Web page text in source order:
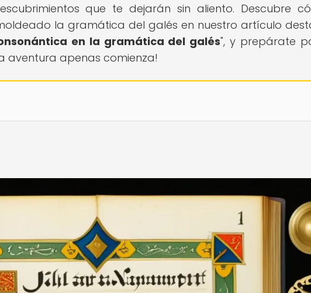
que te dejarán sin aliento. Descubre
la gramática del galés en nuestro artículo
en la gramática del galés", y prepárate
aventura apenas comienza!